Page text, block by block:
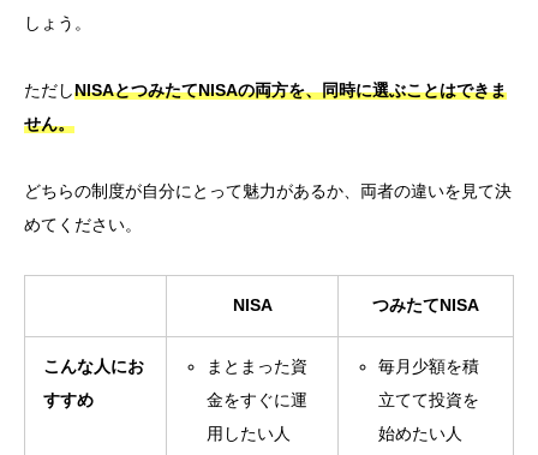
しょう。
ただしNISAとつみたてNISAの両方を、同時に選ぶことはできま
せん。
どちらの制度が自分にとって魅力があるか、両者の違いを見て決
めてください。
NISA つみたてNISA
こんな人にお
すすめ
まとまった資
金をすぐに運
用したい人
毎月少額を積
立てて投資を
始めたい人